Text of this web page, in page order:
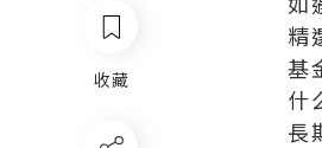
收藏
精
基
什
長